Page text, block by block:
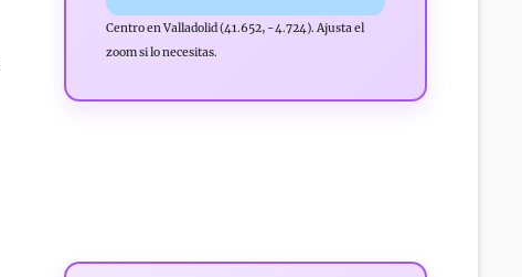
Centro en Valladolid (41.652, -4.724). Ajusta el
zoom si lo necesitas.